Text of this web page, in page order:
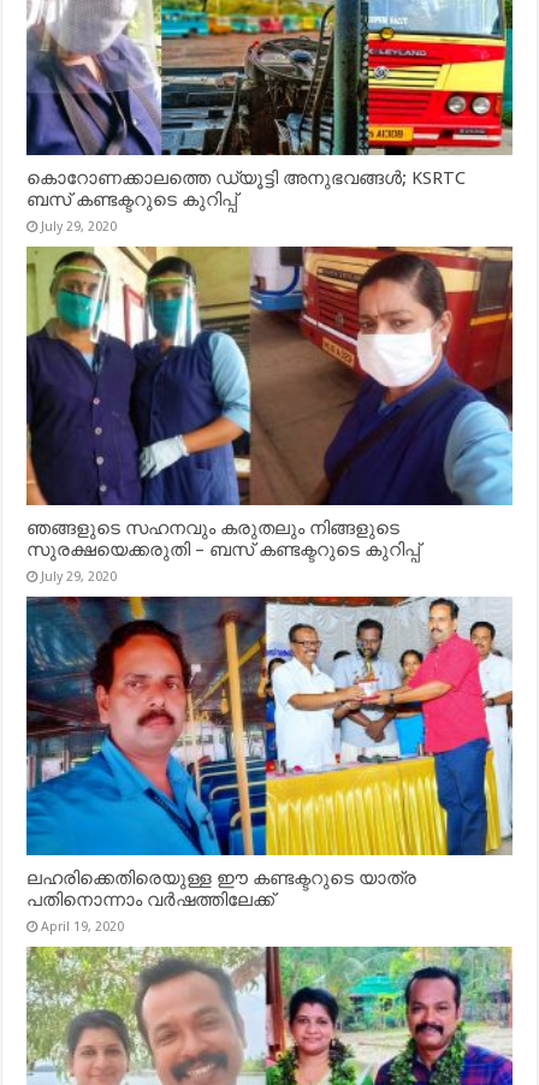
കൊറോണക്കാലത്തെ ഡ്യൂട്ടി അനുഭവങ്ങൾ; KSRTC
ബസ് കണ്ടക്ടറുടെ കുറിപ്പ്
July 29, 2020
ഞങ്ങളുടെ സഹനവും കരുതലും നിങ്ങളുടെ
സുരക്ഷയെക്കരുതി – ബസ് കണ്ടക്ടറുടെ കുറിപ്പ്
July 29, 2020
ലഹരിക്കെതിരെയുള്ള ഈ കണ്ടക്ടറുടെ യാത്ര
പതിനൊന്നാം വർഷത്തിലേക്ക്
April 19, 2020